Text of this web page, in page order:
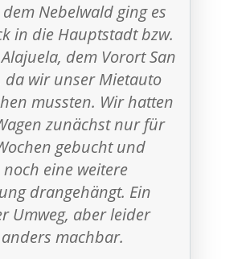
Nebelwald ging es
in die Hauptstadt bzw.
dem Vorort San
da wir unser Mietauto
mussten. Wir hatten
zunächst nur für
gebucht und
eine weitere
drangehängt. Ein
Umweg, aber leider
machbar.